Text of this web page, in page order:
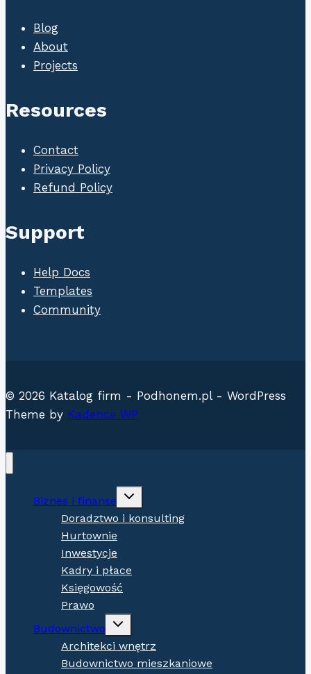
Blog
About
Projects
Resources
Contact
Privacy Policy
Refund Policy
Support
Help Docs
Templates
Community
© 2026 Katalog firm - Podhonem.pl - WordPress
Theme by Kadence WP
Biznes i finanse
Expand
menu
Doradztwo i konsulting
Hurtownie
Inwestycje
Kadry i płace
Księgowość
Prawo
Budownictwo
Expand
menu
Architekci wnętrz
Budownictwo mieszkaniowe